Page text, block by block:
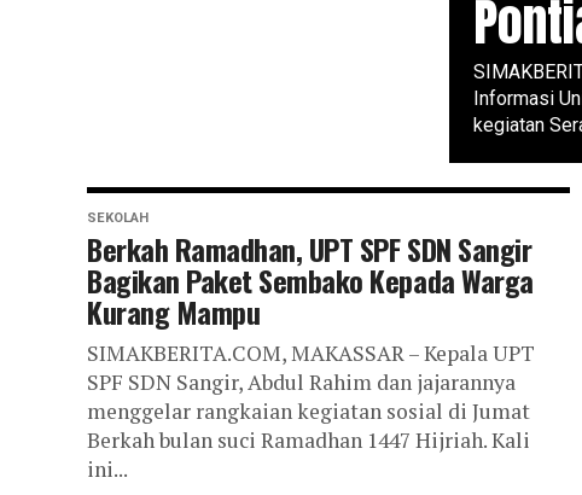
Informasi
kegiatan
SEKOLAH
Berkah Ramadhan, UPT SPF SDN Sangir
Bagikan Paket Sembako Kepada Warga
Kurang Mampu
SIMAKBERITA.COM, MAKASSAR – Kepala UPT
SPF SDN Sangir, Abdul Rahim dan jajarannya
menggelar rangkaian kegiatan sosial di Jumat
Berkah bulan suci Ramadhan 1447 Hijriah. Kali
ini...